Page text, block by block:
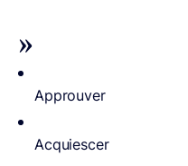
»
Approuver
Acquiescer